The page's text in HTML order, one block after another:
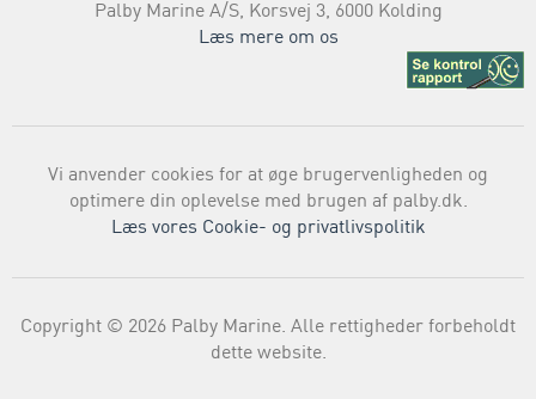
Palby Marine A/S, Korsvej 3, 6000 Kolding
Læs mere om os
Vi anvender cookies for at øge brugervenligheden og
optimere din oplevelse med brugen af palby.dk.
Læs vores Cookie- og privatlivspolitik
Copyright © 2026 Palby Marine. Alle rettigheder forbeholdt
dette website.